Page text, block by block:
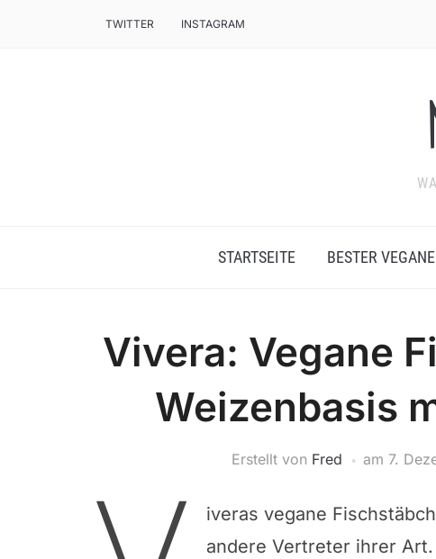
TWITTER INSTAGRAM
STARTSEITE BESTER
Vivera: Vegane
Weizenbasis
Erstellt von Fred am 7.
iveras vegane
andere Vertreter ihrer